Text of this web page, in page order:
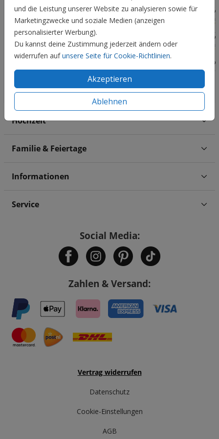
und die Leistung unserer Website zu analysieren sowie für
Marketingzwecke und soziale Medien (anzeigen
personalisierter Werbung).
Du kannst deine Zustimmung jederzeit ändern oder
widerrufen aufunsere Seite für Cookie-Richtlinien.
Akzeptieren
Ablehnen
Hochzeit
Familie & Feiertage
Informationen
Service
Social Media:
Zahlen & Versand:
Vertrag widerrufen
Datenschutz
Cookie-Einstellungen
AGB